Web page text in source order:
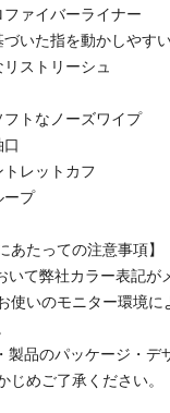
ァイバーライナー
いた指を動かしやす
ストリーシュ
トなノーズワイプ
レットカフ
ープ
あたっての注意事項】
て弊社カラー表記が
使いのモニター環境に
品のパッケージ・デ
じめご了承ください。